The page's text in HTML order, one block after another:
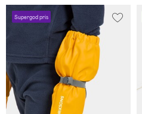
Supergod pris